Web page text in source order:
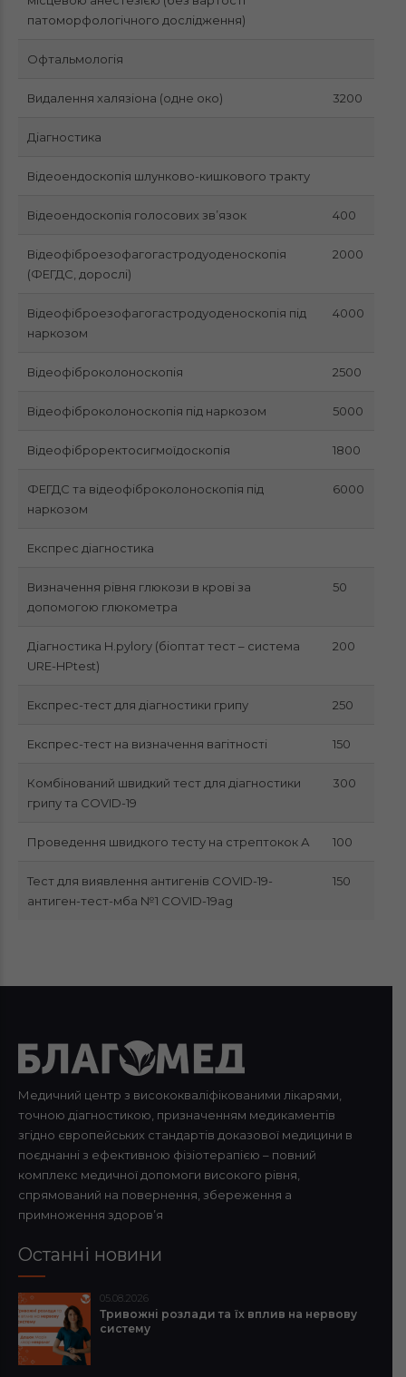
патоморфологічного дослідження)
Офтальмологія
Видалення халязіона (одне око) 3200
Діагностика
Відеоендоскопія шлунково-кишкового тракту
Відеоендоскопія голосових зв’язок 400
Відеофіброезофагогастродуоденоскопія
(ФЕГДС, дорослі)
2000
Відеофіброезофагогастродуоденоскопія під
наркозом
4000
Відеофіброколоноскопія 2500
Відеофіброколоноскопія під наркозом 5000
Відеофіброректосигмоїдоскопія 1800
ФЕГДС та відеофіброколоноскопія під
наркозом
6000
Експрес діагностика
Визначення рівня глюкози в крові за
допомогою глюкометра
50
Діагностика H.pylory (біоптат тест – система
URE-HPtest)
200
Експрес-тест для діагностики грипу 250
Експрес-тест на визначення вагітності 150
Комбінований швидкий тест для діагностики
грипу та COVID-19
300
Проведення швидкого тесту на стрептокок А 100
Тест для виявлення антигенів COVID-19-
антиген-тест-мба №1 COVID-19ag
150
Медичний центр з висококваліфікованими лікарями,
точною діагностикою, призначенням медикаментів
згідно європейських стандартів доказової медицини в
поєднанні з ефективною фізіотерапією – повний
комплекс медичної допомоги високого рівня,
спрямований на повернення, збереження а
примноження здоров’я
Останні новини
05.08.2026
Тривожні розлади та їх вплив на нервову
систему